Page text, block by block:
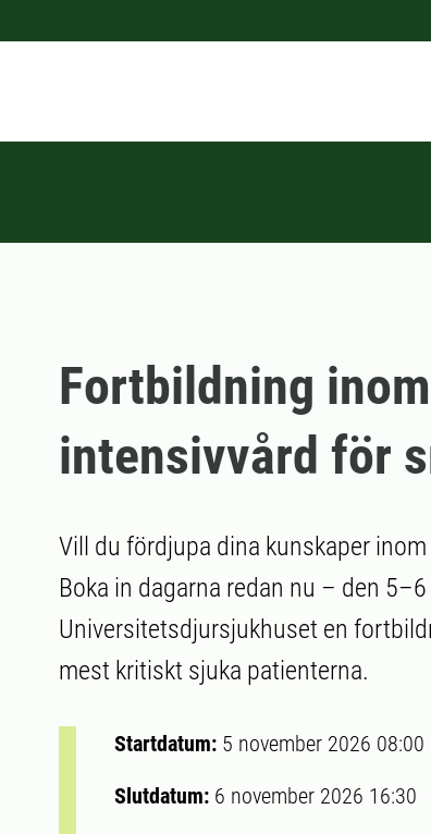
Fortbildning
intensivvård för
Vill du fördjupa dina kunskaper
Boka in dagarna redan nu – den
Universitetsdjursjukhuset en
mest kritiskt sjuka patienterna.
Startdatum: 5 november 2026 08:00
Slutdatum: 6 november 2026 16:30